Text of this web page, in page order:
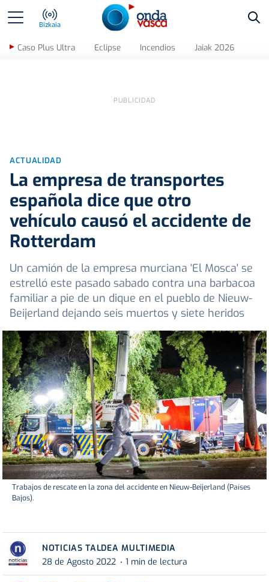
Bizkaia
Caso Plus Ultra Eclipse Incendios Jaiak 2026
ACTUALIDAD
La empresa de transportes
española dice que otro
vehículo causó el accidente de
Rotterdam
Un camión de la empresa murciana 'El Mosca' se
estrelló este pasado sabado contra una barbacoa
familiar a pie de un dique en el pueblo de Nieuw-
Beijerland dejando seis muertos y siete heridos
Trabajos de rescate en la zona del accidente en Nieuw-Beijerland (Países
Bajos).
NOTICIAS TALDEA MULTIMEDIA
28 de Agosto 2022
1 min de lectura